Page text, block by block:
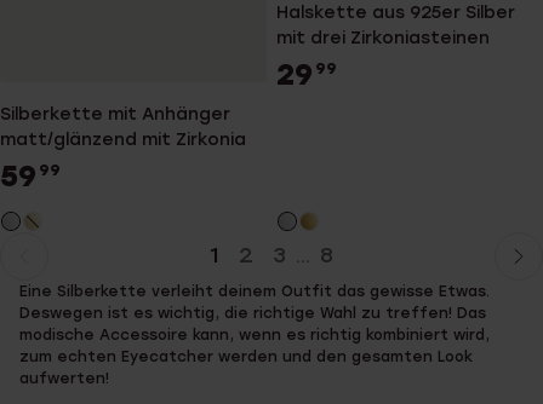
Silberkette mit Anhänger
matt/glänzend mit Zirkonia
59 99
Halskette aus 925er Silber
mit drei Zirkoniasteinen
29 99
Seite
1 2 3 ... 8
zur
Seite
Eine Silberkette verleiht deinem Outfit das gewisse Etwas.
Deswegen ist es wichtig, die richtige Wahl zu treffen! Das
modische Accessoire kann, wenn es richtig kombiniert wird,
zum echten Eyecatcher werden und den gesamten Look
aufwerten!